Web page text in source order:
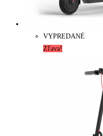
VYPREDANÉ
Zľava!